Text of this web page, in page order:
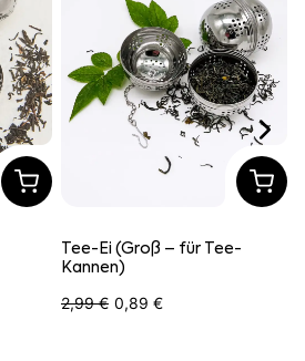
Tee-Ei (Groß – für Tee-
Kannen)
2,99€
Ursprünglicher Preis war:
0,89 €
Aktueller Preis ist: 0,89 €.